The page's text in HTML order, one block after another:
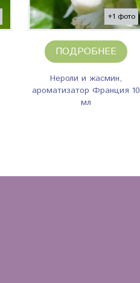
+1 фото
ПОДРОБНЕЕ
Нероли и жасмин,
ароматизатор Франция 10
мл